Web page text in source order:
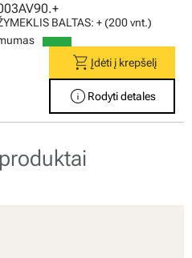
BALTAS: + (200 vnt.)
shopping_cartĮdėti į krepšelį
info Rodyti detales